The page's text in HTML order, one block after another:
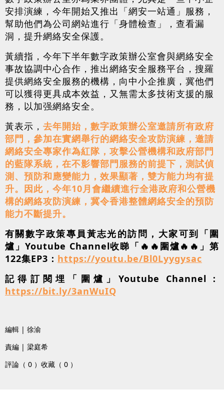
安排演練，今年開始又推出「網安一站通」服務，
幫助他們為公司網站進行「身體檢查」，查看漏
洞，提升網絡安全保護。
黃續指，今年下半年數字政策辦公室會與網絡安全
事故協調中心合作，推出網絡安全服務平台，搜羅
提供網絡安全服務的機構，向中小企推廣，冀他們
可以獲得更具成本效益，又無需太多技術支援的服
務，以加强網絡安全。
黃表示， 去年開始，數字政策辦公室邀請所有政府
部門，參加在實網舉行的網絡安全攻防演練，邀請
網絡安全專家作為紅隊，攻擊公營機構和政府部門
的藍隊系統，在不影響部門服務的前提下，測試偵
測、預防和應變能力，效果顯著，雙方能力均有提
升。因此，今年10月會繼續進行全港政府和公營機
構的網絡攻防演練，冀令香港整體網絡安全的預防
能力不斷提升。
有關數字政策專員黃志光的訪問，大家可到「圍
爐」Youtube Channel收睇「🔥🔥圍爐🔥🔥」第
122集EP3： https://youtu.be/Bl0Lyygysac
記得訂閱埋「圍爐」Youtube Channel：
https://bit.ly/3anWuIQ
編輯 | 徐渝
責編 | 梁庭希
評論（ 0 ） 收藏（ 0 ）